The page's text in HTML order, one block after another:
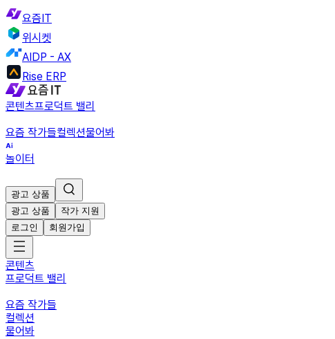
요즘IT
위시켓
AIDP - AX
Rise ERP
콘텐츠프로덕트 밸리
요즘 작가들컬렉션물어봐
놀이터
광고 상품
광고 상품
작가 지원
로그인
회원가입
콘텐츠
프로덕트 밸리
요즘 작가들
컬렉션
물어봐